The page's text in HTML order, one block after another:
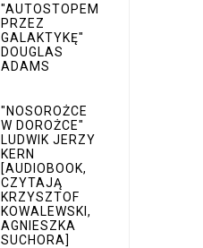
"AUTOSTOPEM
PRZEZ
GALAKTYKĘ"
DOUGLAS
ADAMS
"NOSOROŻCE
W DOROŻCE"
LUDWIK JERZY
KERN
[AUDIOBOOK,
CZYTAJĄ
KRZYSZTOF
KOWALEWSKI,
AGNIESZKA
SUCHORA]